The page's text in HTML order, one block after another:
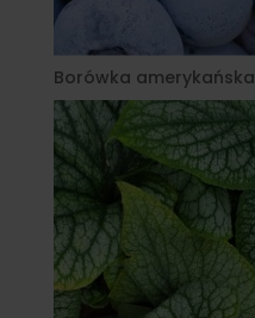
Borówka amerykańska